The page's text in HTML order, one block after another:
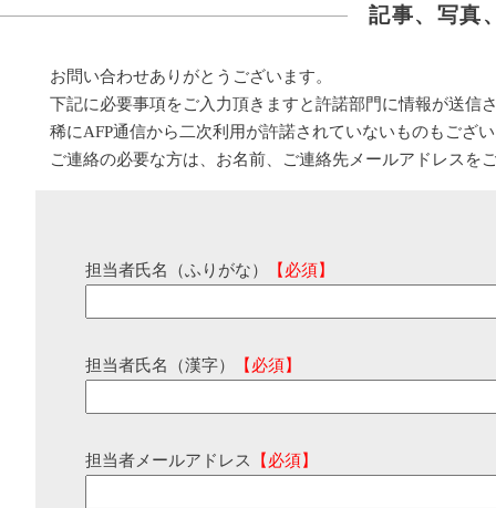
記事、写真
お問い合わせありがとうございます。
下記に必要事項をご入力頂きますと許諾部門に情報が送信
稀にAFP通信から二次利用が許諾されていないものもござ
ご連絡の必要な方は、お名前、ご連絡先メールアドレスを
担当者氏名（ふりがな） 【必須】
担当者氏名（漢字） 【必須】
担当者メールアドレス 【必須】